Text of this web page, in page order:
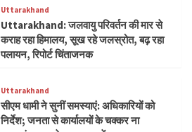
Uttarakhand
Uttarakhand: जलवायु परिवर्तन की मार से
कराह रहा हिमालय, सूख रहे जलस्रोत, बढ़ रहा
पलायन, रिपोर्ट चिंताजनक
Uttarakhand
सीएम धामी ने सुनीं समस्याएं: अधिकारियों को
निर्देश; जनता से कार्यालयों के चक्कर ना